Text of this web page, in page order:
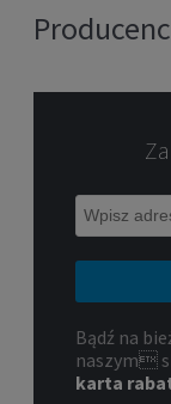
Bądź na
naszym
karta